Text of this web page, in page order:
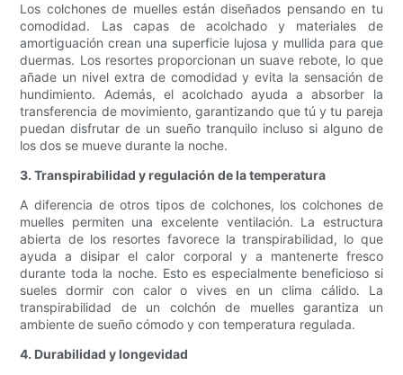
Los colchones de muelles están diseñados pensando en tu
comodidad. Las capas de acolchado y materiales de
amortiguación crean una superficie lujosa y mullida para que
duermas. Los resortes proporcionan un suave rebote, lo que
añade un nivel extra de comodidad y evita la sensación de
hundimiento. Además, el acolchado ayuda a absorber la
transferencia de movimiento, garantizando que tú y tu pareja
puedan disfrutar de un sueño tranquilo incluso si alguno de
los dos se mueve durante la noche.
3. Transpirabilidad y regulación de la temperatura
A diferencia de otros tipos de colchones, los colchones de
muelles permiten una excelente ventilación. La estructura
abierta de los resortes favorece la transpirabilidad, lo que
ayuda a disipar el calor corporal y a mantenerte fresco
durante toda la noche. Esto es especialmente beneficioso si
sueles dormir con calor o vives en un clima cálido. La
transpirabilidad de un colchón de muelles garantiza un
ambiente de sueño cómodo y con temperatura regulada.
4. Durabilidad y longevidad